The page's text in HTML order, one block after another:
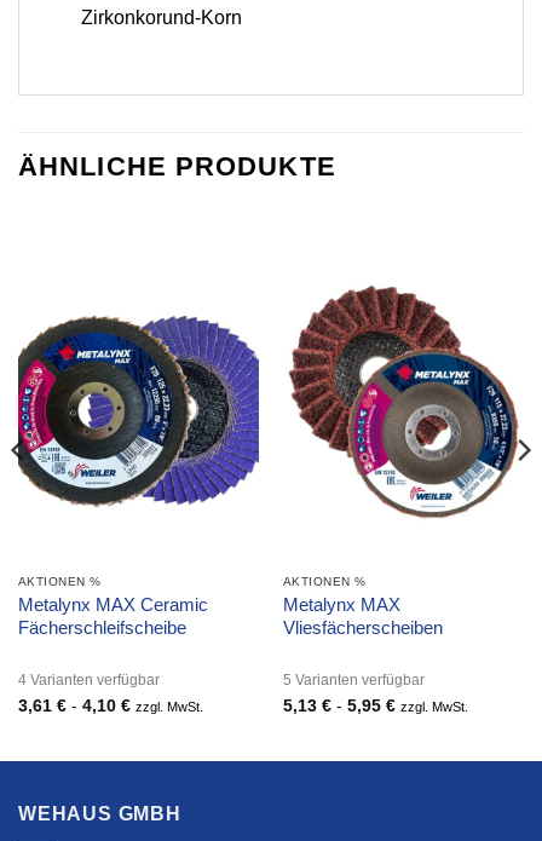
Zirkonkorund-Korn
ÄHNLICHE PRODUKTE
AKTIONEN %
Metalynx MAX Ceramic
Fächerschleifscheibe
4 Varianten verfügbar
3,61 €- 4,10 € zzgl. MwSt.
AKTIONEN %
Metalynx MAX
Vliesfächerscheiben
5 Varianten verfügbar
5,13 €- 5,95 € zzgl. MwSt.
WEHAUS GMBH